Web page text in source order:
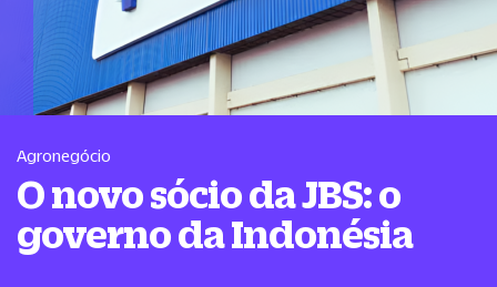
Agronegócio
O novo sócio da JBS: o
governo da Indonésia